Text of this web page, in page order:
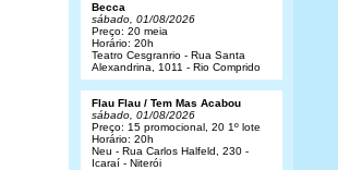
Becca
sábado, 01/08/2026
Preço: 20 meia
Horário: 20h
Teatro Cesgranrio - Rua Santa
Alexandrina, 1011 - Rio Comprido
Flau Flau / Tem Mas Acabou
sábado, 01/08/2026
Preço: 15 promocional, 20 1º lote
Horário: 20h
Neu - Rua Carlos Halfeld, 230 -
Icaraí - Niterói